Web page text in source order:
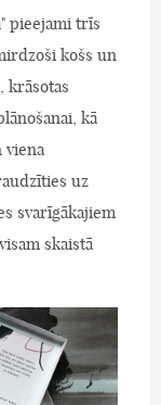
pieejami trīs
košs un
krāsotas
kā
viena
uz
svarīgākajiem
skaistā